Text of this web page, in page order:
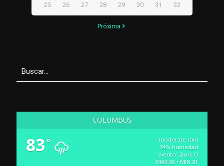
25 26 27 28 29 30 31 32
Próxima
COLUMBUS
83 °
moderate rain
74% humedad
viento: 2m/s O
MAX 86 • MIN 81